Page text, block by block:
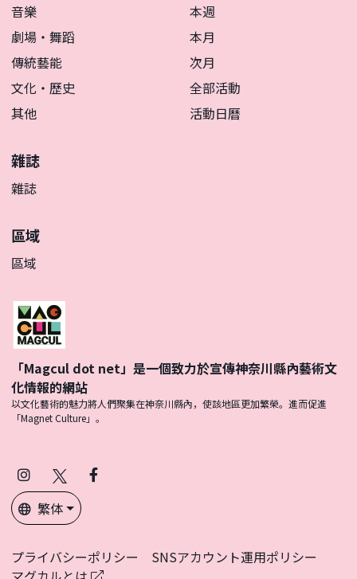
音樂
劇場・舞蹈
傳統藝能
文化・歷史
其他
本週
本月
次月
全部活動
活動日曆
雜誌
雜誌
區域
區域
「Magcul dot net」是一個致力於宣傳神奈川縣內藝術文
化情報的網站
以文化藝術的魅力將人們聚集在神奈川縣內，使該地區更加繁榮。進而促進
「Magnet Culture」。
Instagram
(Twitter)
Facebook
繁体
プライバシーポリシー
SNSアカウント運用ポリシー